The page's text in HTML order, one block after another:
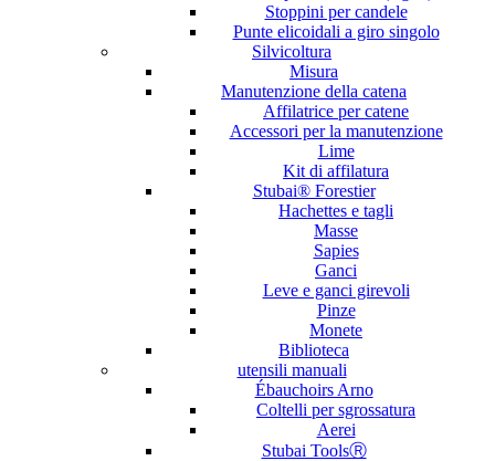
Stoppini per candele
Punte elicoidali a giro singolo
Silvicoltura
Misura
Manutenzione della catena
Affilatrice per catene
Accessori per la manutenzione
Lime
Kit di affilatura
Stubai® Forestier
Hachettes e tagli
Masse
Sapies
Ganci
Leve e ganci girevoli
Pinze
Monete
Biblioteca
utensili manuali
Ébauchoirs Arno
Coltelli per sgrossatura
Aerei
Stubai ToolsⓇ